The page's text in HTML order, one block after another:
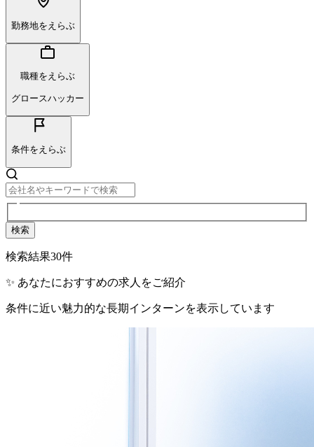
勤務地をえらぶ
職種をえらぶ
グロースハッカー
条件をえらぶ
検索
検索結果30件
✨ あなたにおすすめの求人をご紹介
条件に近い魅力的な長期インターンを表示しています